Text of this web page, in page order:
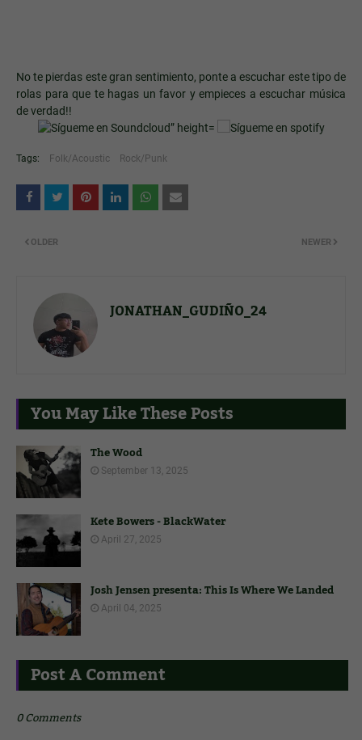
No te pierdas este gran sentimiento, ponte a escuchar este tipo de
rolas para que te hagas un favor y empieces a escuchar música
de verdad!!
Tags: Folk/Acoustic Rock/Punk
NEWER
OLDER
JONATHAN_GUDIÑO_24
You May Like These Posts
The Wood
September 13, 2025
Kete Bowers - BlackWater
April 27, 2025
Josh Jensen presenta: This Is Where We Landed
April 04, 2025
Post A Comment
0 Comments